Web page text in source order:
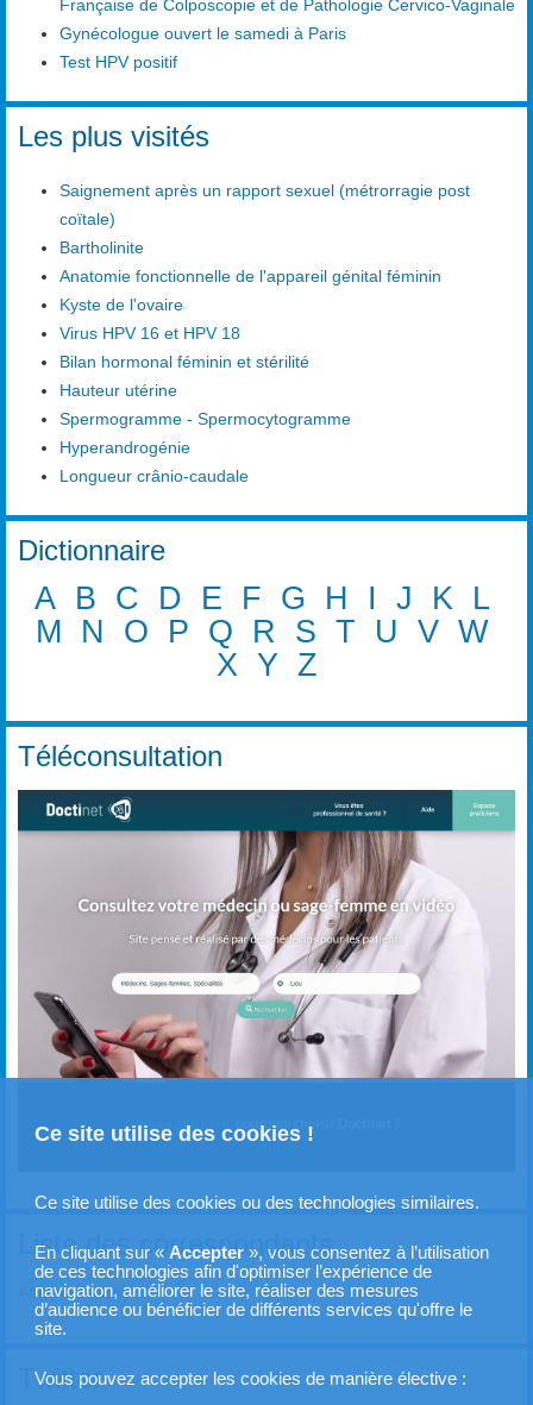
Ce site utilise des cookies !
Ce site utilise des cookies ou des technologies similaires.
En cliquant sur « Accepter», vous consentez à l’utilisation
de ces technologies afin d'optimiser l’expérience de
navigation, améliorer le site, réaliser des mesures
d’audience ou bénéficier de différents services qu'offre le
site.
Vous pouvez accepter les cookies de manière élective :
Française de Colposcopie et de Pathologie Cervico-Vaginale
Gynécologue ouvert le samedi à Paris
Test HPV positif
Les plus visités
Saignement après un rapport sexuel (métrorragie post
coïtale)
Bartholinite
Anatomie fonctionnelle de l'appareil génital féminin
Kyste de l'ovaire
Virus HPV 16 et HPV 18
Bilan hormonal féminin et stérilité
Hauteur utérine
Spermogramme - Spermocytogramme
Hyperandrogénie
Longueur crânio-caudale
Dictionnaire
A B C D E F G H I J K
L
M
N O P Q R S T U V W
X Y Z
Téléconsultation
Liste des correspondants
Afficher la liste
Twitter